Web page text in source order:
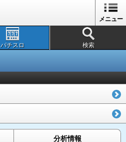
メニュー
パチスロ 検索
分析情報